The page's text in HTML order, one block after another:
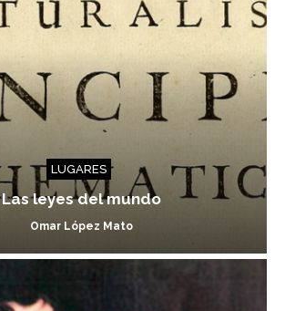
LUGARES
Las leyes del mundo
Omar López Mato